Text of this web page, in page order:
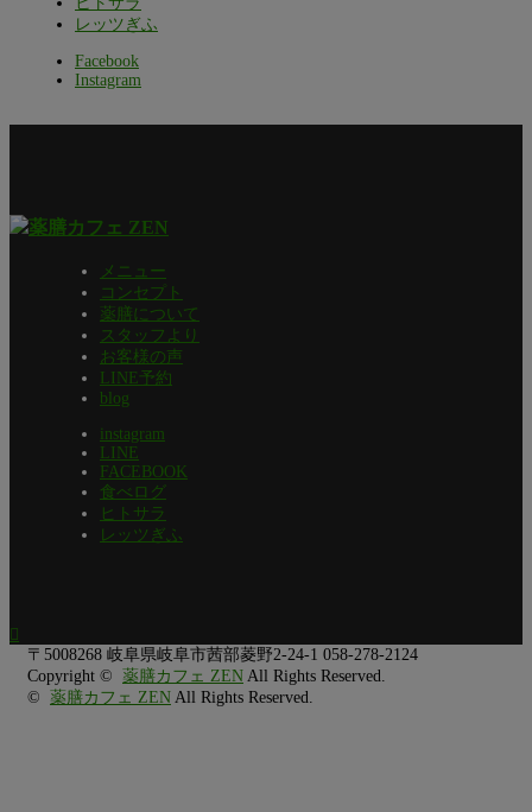
レッツぎふ
Facebook
Instagram
メニュー
コンセプト
薬膳について
スタッフより
お客様の声
LINE予約
blog
instagram
LINE
FACEBOOK
食べログ
ヒトサラ
レッツぎふ

〒5008268 岐阜県岐阜市茜部菱野2-24-1 058-278-2124
Copyright © 薬膳カフェ ZEN All Rights Reserved.
© 薬膳カフェ ZEN All Rights Reserved.